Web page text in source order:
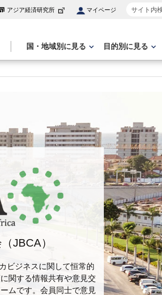
アジア経済研究所 マイページ サイト内
国・地域別に見る 目的別に見る
JBCA）
ビジネスに関して恒常的
関する情報共有や意見交
ムです。会員同士で意見